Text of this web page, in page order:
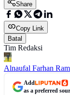
Share
Copy Link
Batal
Tim Redaksi
Alnaufal Farhan
Add
as a preferred